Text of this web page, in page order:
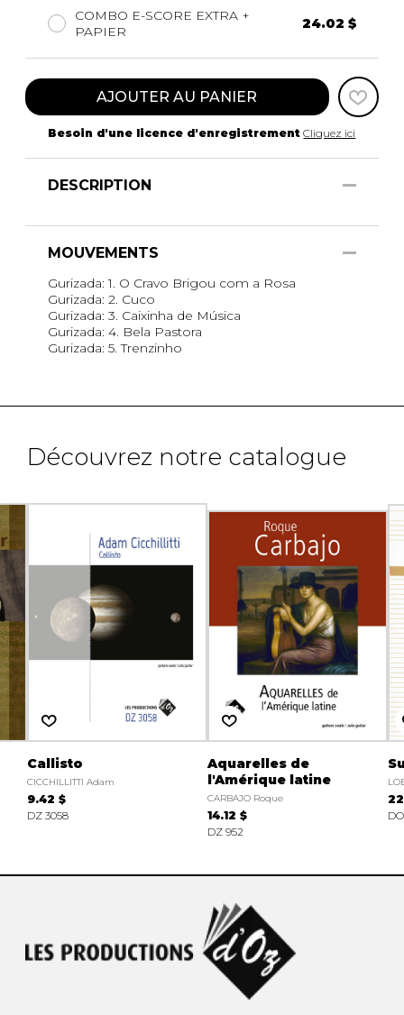
COMBO E-SCORE EXTRA +
PAPIER
24.02 $
AJOUTER AU PANIER
Besoin d'une licence d'enregistrement Cliquez ici
DESCRIPTION
MOUVEMENTS
Gurizada: 1. O Cravo Brigou com a Rosa
Gurizada: 2. Cuco
Gurizada: 3. Caixinha de Música
Gurizada: 4. Bela Pastora
Gurizada: 5. Trenzinho
Découvrez notre catalogue
Callisto
CICCHILLITTI Adam
9.42 $
DZ 3058
Aquarelles de
l'Amérique latine
CARBAJO Roque
14.12 $
DZ 952